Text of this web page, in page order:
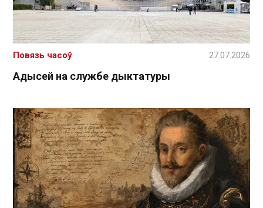
Адысей на службе дыктатуры
Повязь часоў 27.07.2026